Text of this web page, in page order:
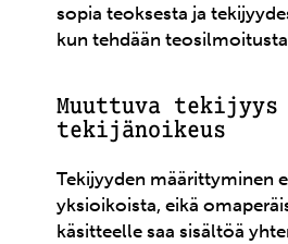
sopia teoksesta ja
kun tehdään
Muuttuva
tekijänoikeus
Tekijyyden määrittyminen
yksioikoista, eikä
käsitteelle saa sisältöä